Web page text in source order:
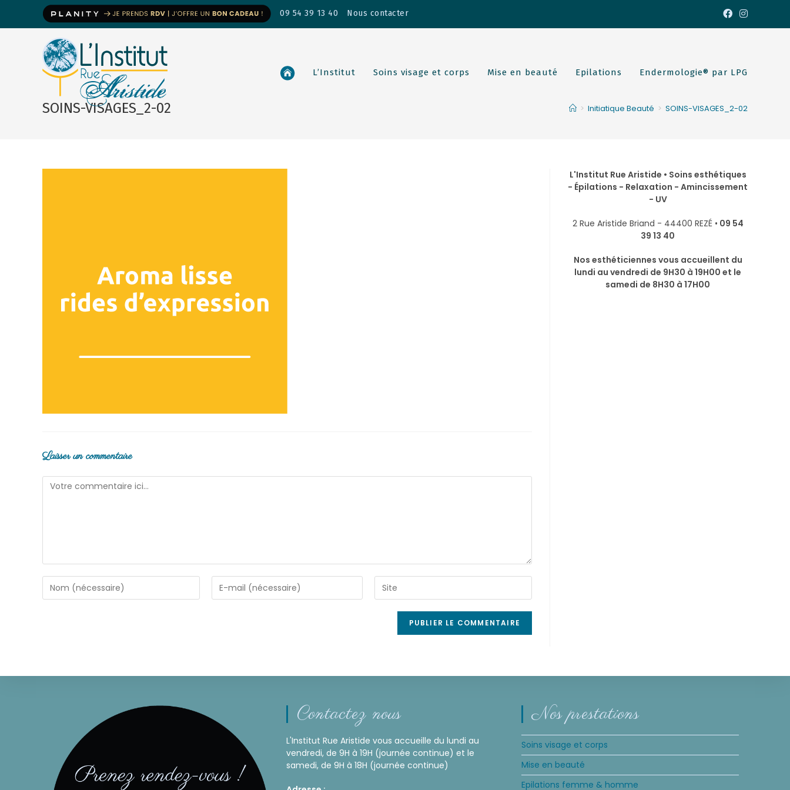
09 54 39 13 40 Nous contacter
L’Institut Soins visage et corps Mise en beauté Epilations Endermologie® par LPG
SOINS-VISAGES_2-02 > Initiatique Beauté > SOINS-VISAGES_2-02
Laisser un commentaire
L'Institut Rue Aristide • Soins esthétiques
- Épilations - Relaxation - Amincissement
- UV
2 Rue Aristide Briand - 44400 REZÉ • 09 54
39 13 40
Nos esthéticiennes vous accueillent du
lundi au vendredi de 9H30 à 19H00 et le
samedi de 8H30 à 17H00
Contactez nous
L'Institut Rue Aristide vous accueille du lundi au
vendredi, de 9H à 19H (journée continue) et le
samedi, de 9H à 18H (journée continue)
Nos prestations
Soins visage et corps
Mise en beauté
Epilations femme & homme